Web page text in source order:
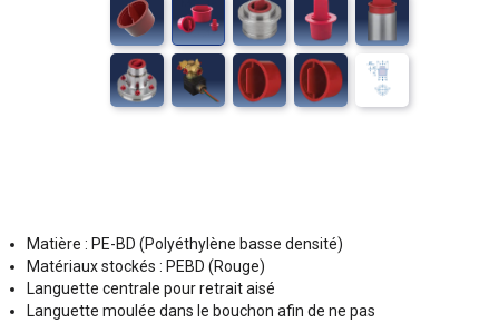
Matière : PE-BD (Polyéthylène basse densité)
Matériaux stockés : PEBD (Rouge)
Languette centrale pour retrait aisé
Languette moulée dans le bouchon afin de ne pas